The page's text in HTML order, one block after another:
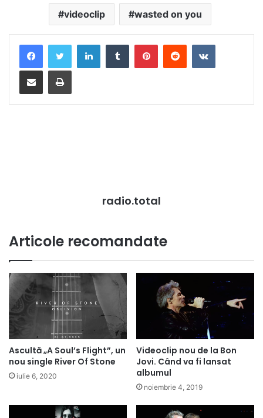
videoclip wasted on you
LinkedInTumblrPinterestRedditVKontakte
Distribuie prin mail Tipărește
radio.total
Articole recomandate
Ascultă „A Soul’s Flight”, un
nou single River Of Stone
iulie 6, 2020
Videoclip nou de la Bon
Jovi. Când va fi lansat
albumul
noiembrie 4, 2019